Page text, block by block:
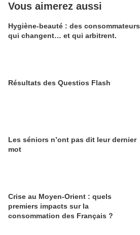
Vous aimerez aussi
Hygiène-beauté : des consommateurs
qui changent… et qui arbitrent.
Résultats des Questios Flash
Les séniors n’ont pas dit leur dernier
mot
Crise au Moyen-Orient : quels
premiers impacts sur la
consommation des Français ?